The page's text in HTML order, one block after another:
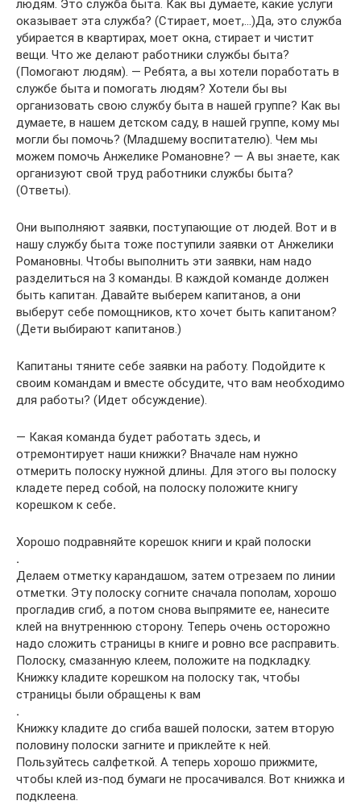
людям. Это служба быта. Как вы думаете, какие услуги
оказывает эта служба? (Стирает, моет,…)Да, это служба
убирается в квартирах, моет окна, стирает и чистит
вещи. Что же делают работники службы быта?
(Помогают людям). — Ребята, а вы хотели поработать в
службе быта и помогать людям? Хотели бы вы
организовать свою службу быта в нашей группе? Как вы
думаете, в нашем детском саду, в нашей группе, кому мы
могли бы помочь? (Младшему воспитателю). Чем мы
можем помочь Анжелике Романовне? — А вы знаете, как
организуют свой труд работники службы быта?
(Ответы).
Они выполняют заявки, поступающие от людей. Вот и в
нашу службу быта тоже поступили заявки от Анжелики
Романовны. Чтобы выполнить эти заявки, нам надо
разделиться на 3 команды. В каждой команде должен
быть капитан. Давайте выберем капитанов, а они
выберут себе помощников, кто хочет быть капитаном?
(Дети выбирают капитанов.)
Капитаны тяните себе заявки на работу. Подойдите к
своим командам и вместе обсудите, что вам необходимо
для работы? (Идет обсуждение).
— Какая команда будет работать здесь, и
отремонтирует наши книжки? Вначале нам нужно
отмерить полоску нужной длины. Для этого вы полоску
кладете перед собой, на полоску положите книгу
корешком к себе.
Хорошо подравняйте корешок книги и край полоски
.
Делаем отметку карандашом, затем отрезаем по линии
отметки. Эту полоску согните сначала пополам, хорошо
прогладив сгиб, а потом снова выпрямите ее, нанесите
клей на внутреннюю сторону. Теперь очень осторожно
надо сложить страницы в книге и ровно все расправить.
Полоску, смазанную клеем, положите на подкладку.
Книжку кладите корешком на полоску так, чтобы
страницы были обращены к вам
.
Книжку кладите до сгиба вашей полоски, затем вторую
половину полоски загните и приклейте к ней.
Пользуйтесь салфеткой. А теперь хорошо прижмите,
чтобы клей из-под бумаги не просачивался. Вот книжка и
подклеена.